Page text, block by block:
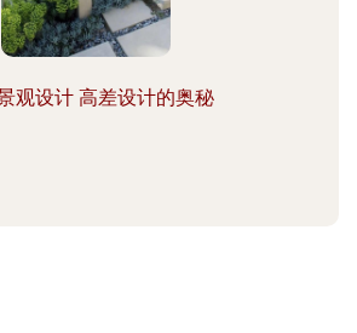
观设计 高差设计的奥秘